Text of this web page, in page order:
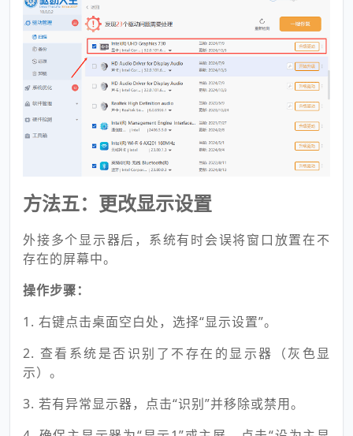
方法五：更改显示设置
外接多个显示器后，系统有时会误将窗口放置在不
存在的屏幕中。
操作步骤：
1. 右键点击桌面空白处，选择“显示设置”。
2. 查看系统是否识别了不存在的显示器（灰色显
示）。
3. 若有异常显示器，点击“识别”并移除或禁用。